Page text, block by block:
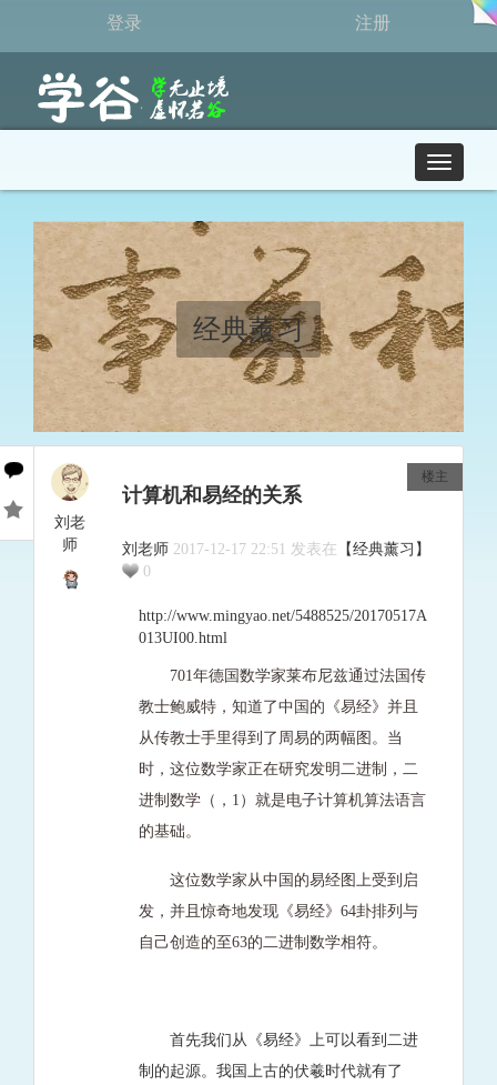
登录 注册
T
o
a
v
t
o
经典薰习
刘老
师
楼主
计算机和易经的关系
刘老师 2017-12-17 22:51 发表在 【经典薰习】
0
http://www.mingyao.net/5488525/20170517A
013UI00.html
701年德国数学家莱布尼兹通过法国传
教士鲍威特，知道了中国的《易经》并且
从传教士手里得到了周易的两幅图。当
时，这位数学家正在研究发明二进制，二
进制数学（，1）就是电子计算机算法语言
的基础。
这位数学家从中国的易经图上受到启
发，并且惊奇地发现《易经》64卦排列与
自己创造的至63的二进制数学相符。
首先我们从《易经》上可以看到二进
制的起源。我国上古的伏羲时代就有了